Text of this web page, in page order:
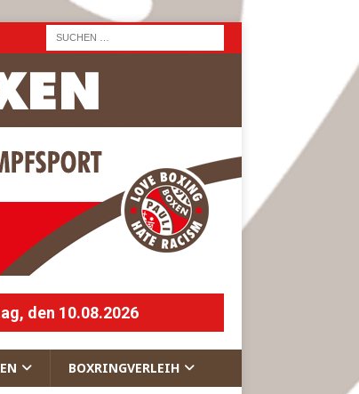
den 10.08.2026
BOXRINGVERLEIH